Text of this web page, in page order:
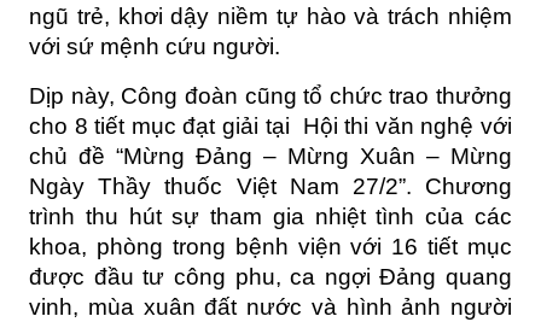
ngũ trẻ, khơi dậy niềm tự hào và trách nhiệm
với sứ mệnh cứu người.
Dịp này, Công đoàn cũng tổ chức trao thưởng
cho 8 tiết mục đạt giải tại  Hội thi văn nghệ với
chủ đề “Mừng Đảng – Mừng Xuân – Mừng
Ngày Thầy thuốc Việt Nam 27/2”. Chương
trình thu hút sự tham gia nhiệt tình của các
khoa, phòng trong bệnh viện với 16 tiết mục
được đầu tư công phu, ca ngợi Đảng quang
vinh, mùa xuân đất nước và hình ảnh người